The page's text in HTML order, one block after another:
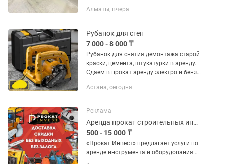
2шт, фрезер 2шт, вытяжки, фуганок,
токарный на 1500мм. Заточной для
сверлильный(горизонтальный).
Алматы, вчера
Рубанок для стен
7 000 - 8 000 ₸
Рубанок для снятия демонтажа старой
краски, цемента, штукатурки в аренду.
Сдаем в прокат аренду электро и бензо
Алматинский район, ул.Т.Жургенова
Астана, сегодня
Реклама
Аренда прокат строительных инструментов оборудования электро алматы бенза
500 - 15 000 ₸
«Прокат Инвест» предлагает услуги по
аренде инструмента и оборудования.
Наш адрес (есть доставка): г. Алматы,